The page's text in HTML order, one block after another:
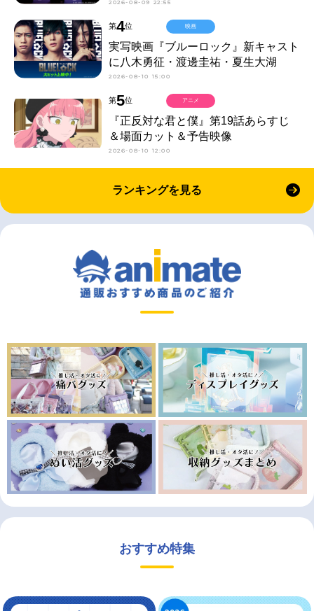
2026-08-09 22:55
第4位
実写映画『ブルーロック』新キャスト
に八木勇征・渡邊圭祐・夏生大湖
2026-08-10 15:00
映画
第5位
『正反対な君と僕』第19話あらすじ
＆場面カット＆予告映像
2026-08-10 12:00
アニメ
ランキングを見る
おすすめ特集